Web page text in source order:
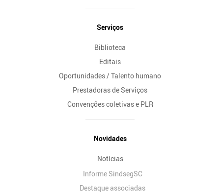
Serviços
Biblioteca
Editais
Oportunidades / Talento humano
Prestadoras de Serviços
Convenções coletivas e PLR
Novidades
Notícias
Informe SindsegSC
Destaque associadas